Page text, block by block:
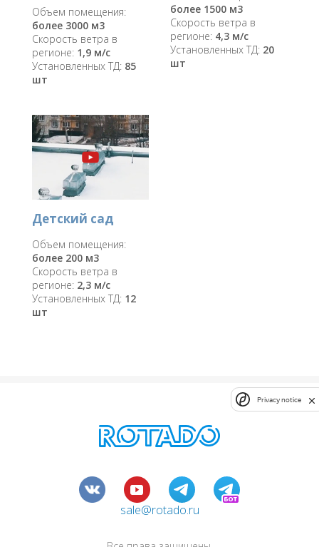
Объем помещения:
более 3000 м3
Скорость ветра в
регионе: 1,9 м/с
Установленных ТД: 85
шт
более 1500 м3
Скорость ветра в
регионе: 4,3 м/с
Установленных ТД: 20
шт
Детский сад
Объем помещения:
более 200 м3
Скорость ветра в
регионе: 2,3 м/с
Установленных ТД: 12
шт
sale@rotado.ru
Privacy notice